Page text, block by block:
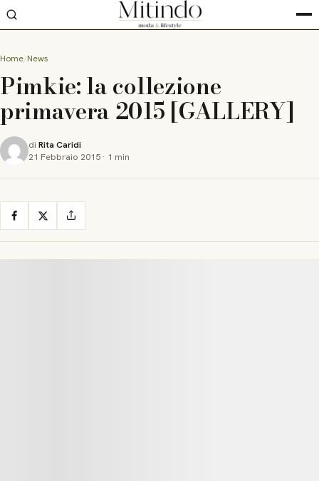
Home News
Pimkie: la collezione
primavera 2015 [GALLERY]
di Rita Caridi
21 Febbraio 2015 · 1 min